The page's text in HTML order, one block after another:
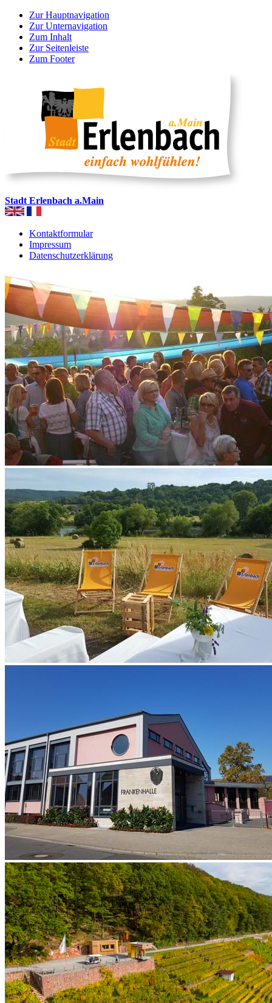
Zur Hauptnavigation
Zur Unternavigation
Zum Inhalt
Zur Seitenleiste
Zum Footer
Stadt Erlenbach a.Main
Kontaktformular
Impressum
Datenschutzerklärung